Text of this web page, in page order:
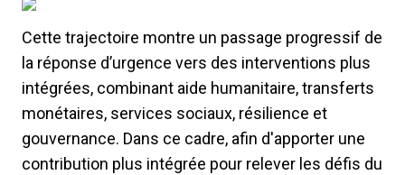
Cette trajectoire montre un passage progressif de
la réponse d’urgence vers des interventions plus
intégrées, combinant aide humanitaire, transferts
monétaires, services sociaux, résilience et
gouvernance. Dans ce cadre, afin d'apporter une
contribution plus intégrée pour relever les défis du